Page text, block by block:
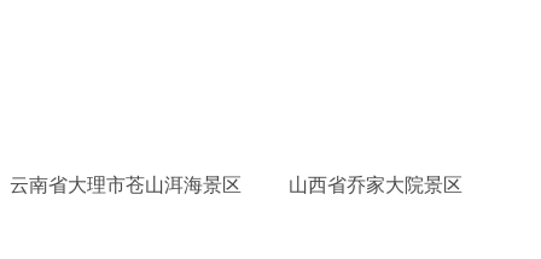
云南省大理市苍山洱海景区 山西省乔家大院景区